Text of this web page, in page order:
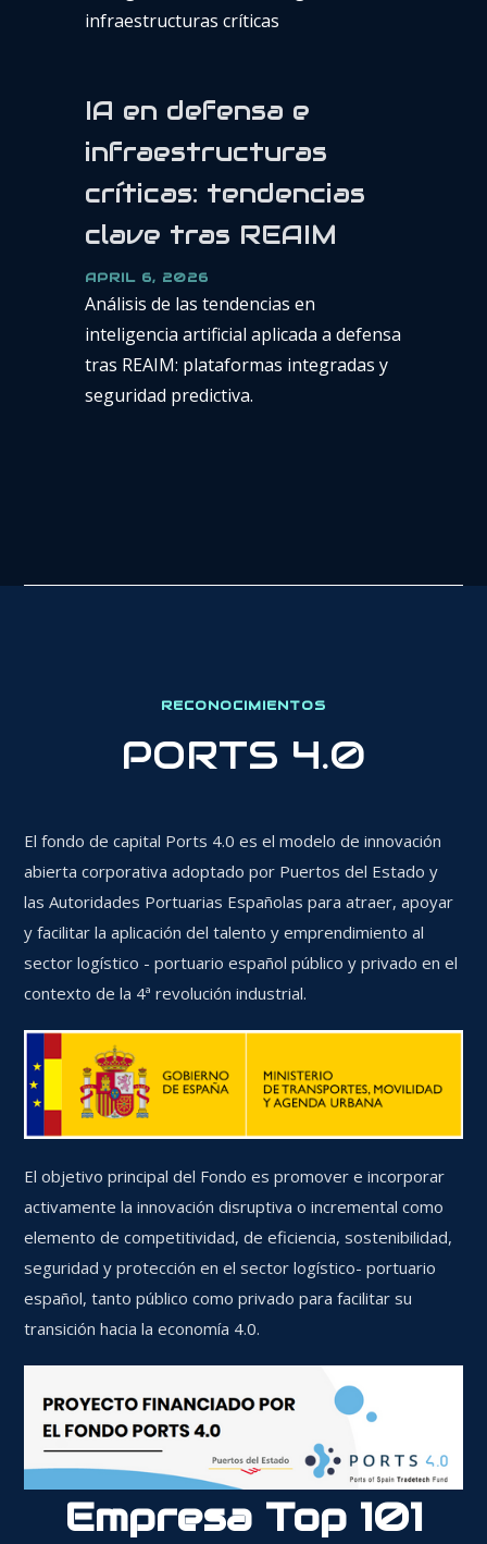
infraestructuras críticas
IA en defensa e
infraestructuras
críticas: tendencias
clave tras REAIM
APRIL 6, 2026
Análisis de las tendencias en
inteligencia artificial aplicada a defensa
tras REAIM: plataformas integradas y
seguridad predictiva.
RECONOCIMIENTOS
PORTS 4.0
El fondo de capital Ports 4.0 es el modelo de innovación
abierta corporativa adoptado por Puertos del Estado y
las Autoridades Portuarias Españolas para atraer, apoyar
y facilitar la aplicación del talento y emprendimiento al
sector logístico - portuario español público y privado en el
contexto de la 4ª revolución industrial.
El objetivo principal del Fondo es promover e incorporar
activamente la innovación disruptiva o incremental como
elemento de competitividad, de eficiencia, sostenibilidad,
seguridad y protección en el sector logístico- portuario
español, tanto público como privado para facilitar su
transición hacia la economía 4.0.
Empresa Top 101